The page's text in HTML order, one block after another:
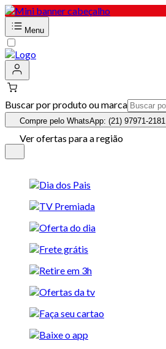
Menu
Buscar por produto ou marca
Compre pelo WhatsApp: (21) 97971-2181
Ver ofertas para a região